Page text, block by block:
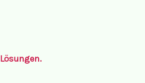
Lösungen.